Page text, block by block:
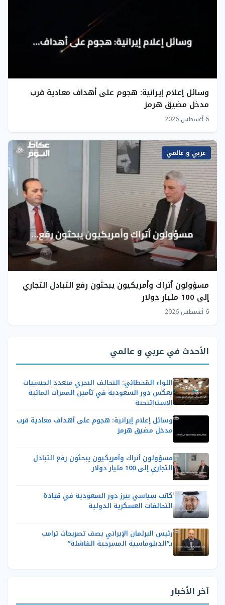
وسائل إعلام إيرانية: هجوم على أهداف معادية قرب
مدخل مضيق هرمز
6 أغسطس 2026
عربي و عالمي
مسؤولون أتراك وأمريكيون يبحثون رفع التبادل التجاري
إلى 100 مليار دولار
6 أغسطس 2026
الأحدث في عربي و عالمي
اللواء القحطاني: التحالف البحري متعدد الجنسيات
يعكس دور السعودية في تأمين الممرات المائية
الاستراتيجية
وسائل إعلام إيرانية: هجوم على أهداف معادية قرب
مدخل مضيق هرمز
مسؤولون أتراك وأمريكيون يبحثون رفع التبادل
التجاري إلى 100 مليار دولار
كاتب سياسي يبرز دور السعودية في قيادة
التحالفات العسكرية الدولية
رئيس البرلمان الإيراني يصف تصريحات ترامب
بـ”الدبلوماسية المسرحية الفاشلة”
آخر الأخبار